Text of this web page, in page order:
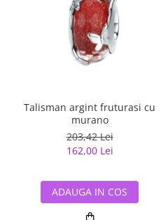
Talisman argint fruturasi cu
murano
203,42 Lei
162,00 Lei
ADAUGA IN COS